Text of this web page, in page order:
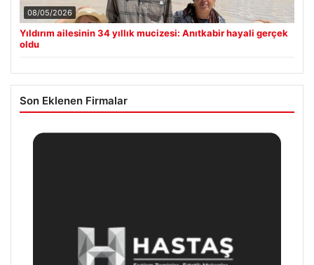
08/05/2026
Yıldırım ailesinin 34 yıllık mucizesi: Anıtkabir hayali gerçek
oldu
Son Eklenen Firmalar